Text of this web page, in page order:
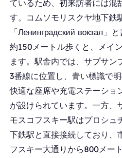
ているため、初来訪者には混
す。コムソモリスクヤ地下鉄
「Ленинградский вокзал」
約150メートル歩くと、メイ
ます。駅舎内では、サプサン
3番線に位置し、青い標識で
快適な座席や充電ステーショ
が設けられています。一方、
モスコフスキー駅はプロシュ
下鉄駅と直接接続しており、
フスキー大通りから800メー